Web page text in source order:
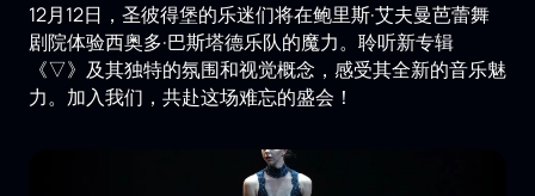
12月12日，圣彼得堡的乐迷们将在鲍里斯·艾夫曼芭蕾舞
剧院体验西奥多·巴斯塔德乐队的魔力。聆听新专辑
《▽》及其独特的氛围和视觉概念，感受其全新的音乐魅
力。加入我们，共赴这场难忘的盛会！